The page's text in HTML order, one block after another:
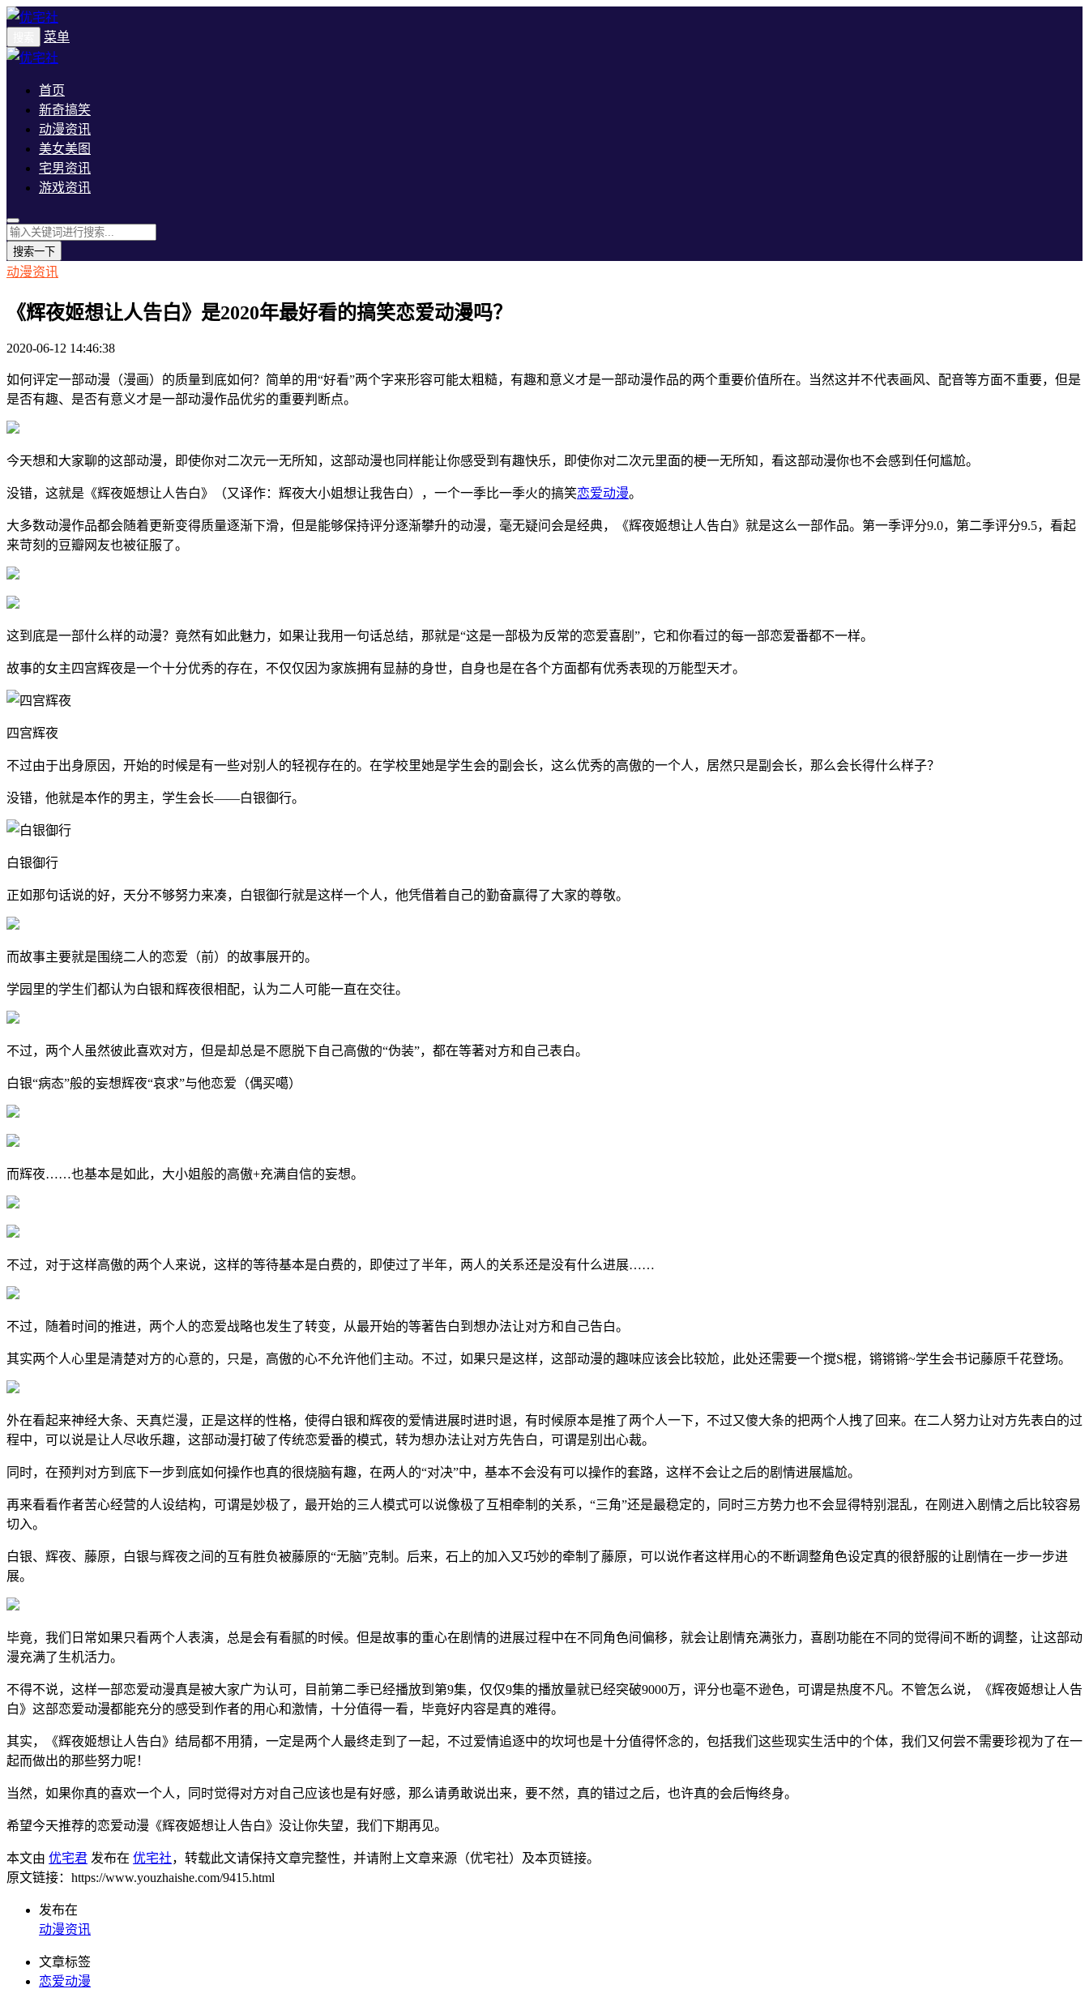
菜单
首页
新奇搞笑
动漫资讯
美女美图
宅男资讯
游戏资讯
搜索一下
动漫资讯
《辉夜姬想让人告白》是2020年最好看的搞笑恋爱动漫吗？
2020-06-12 14:46:38
如何评定一部动漫（漫画）的质量到底如何？简单的用“好看”两个字来形容可能太粗糙，有趣和意义才是一部动漫作品的两个重要价值所在。当然这并不代表画风、配音等方面不重要，但是
是否有趣、是否有意义才是一部动漫作品优劣的重要判断点。
今天想和大家聊的这部动漫，即使你对二次元一无所知，这部动漫也同样能让你感受到有趣快乐，即使你对二次元里面的梗一无所知，看这部动漫你也不会感到任何尴尬。
没错，这就是《辉夜姬想让人告白》（又译作：辉夜大小姐想让我告白），一个一季比一季火的搞笑恋爱动漫。
大多数动漫作品都会随着更新变得质量逐渐下滑，但是能够保持评分逐渐攀升的动漫，毫无疑问会是经典，《辉夜姬想让人告白》就是这么一部作品。第一季评分9.0，第二季评分9.5，看起
来苛刻的豆瓣网友也被征服了。
这到底是一部什么样的动漫？竟然有如此魅力，如果让我用一句话总结，那就是“这是一部极为反常的恋爱喜剧”，它和你看过的每一部恋爱番都不一样。
故事的女主四宫辉夜是一个十分优秀的存在，不仅仅因为家族拥有显赫的身世，自身也是在各个方面都有优秀表现的万能型天才。
四宫辉夜
不过由于出身原因，开始的时候是有一些对别人的轻视存在的。在学校里她是学生会的副会长，这么优秀的高傲的一个人，居然只是副会长，那么会长得什么样子？
没错，他就是本作的男主，学生会长——白银御行。
白银御行
正如那句话说的好，天分不够努力来凑，白银御行就是这样一个人，他凭借着自己的勤奋赢得了大家的尊敬。
而故事主要就是围绕二人的恋爱（前）的故事展开的。
学园里的学生们都认为白银和辉夜很相配，认为二人可能一直在交往。
不过，两个人虽然彼此喜欢对方，但是却总是不愿脱下自己高傲的“伪装”，都在等著对方和自己表白。
白银“病态”般的妄想辉夜“哀求”与他恋爱（偶买噶）
而辉夜……也基本是如此，大小姐般的高傲+充满自信的妄想。
不过，对于这样高傲的两个人来说，这样的等待基本是白费的，即使过了半年，两人的关系还是没有什么进展……
不过，随着时间的推进，两个人的恋爱战略也发生了转变，从最开始的等著告白到想办法让对方和自己告白。
其实两个人心里是清楚对方的心意的，只是，高傲的心不允许他们主动。不过，如果只是这样，这部动漫的趣味应该会比较尬，此处还需要一个搅S棍，锵锵锵~学生会书记藤原千花登场。
外在看起来神经大条、天真烂漫，正是这样的性格，使得白银和辉夜的爱情进展时进时退，有时候原本是推了两个人一下，不过又傻大条的把两个人拽了回来。在二人努力让对方先表白的过
程中，可以说是让人尽收乐趣，这部动漫打破了传统恋爱番的模式，转为想办法让对方先告白，可谓是别出心裁。
同时，在预判对方到底下一步到底如何操作也真的很烧脑有趣，在两人的“对决”中，基本不会没有可以操作的套路，这样不会让之后的剧情进展尴尬。
再来看看作者苦心经营的人设结构，可谓是妙极了，最开始的三人模式可以说像极了互相牵制的关系，“三角”还是最稳定的，同时三方势力也不会显得特别混乱，在刚进入剧情之后比较容易
切入。
白银、辉夜、藤原，白银与辉夜之间的互有胜负被藤原的“无脑”克制。后来，石上的加入又巧妙的牵制了藤原，可以说作者这样用心的不断调整角色设定真的很舒服的让剧情在一步一步进
展。
毕竟，我们日常如果只看两个人表演，总是会有看腻的时候。但是故事的重心在剧情的进展过程中在不同角色间偏移，就会让剧情充满张力，喜剧功能在不同的觉得间不断的调整，让这部动
漫充满了生机活力。
不得不说，这样一部恋爱动漫真是被大家广为认可，目前第二季已经播放到第9集，仅仅9集的播放量就已经突破9000万，评分也毫不逊色，可谓是热度不凡。不管怎么说，《辉夜姬想让人告
白》这部恋爱动漫都能充分的感受到作者的用心和激情，十分值得一看，毕竟好内容是真的难得。
其实，《辉夜姬想让人告白》结局都不用猜，一定是两个人最终走到了一起，不过爱情追逐中的坎坷也是十分值得怀念的，包括我们这些现实生活中的个体，我们又何尝不需要珍视为了在一
起而做出的那些努力呢！
当然，如果你真的喜欢一个人，同时觉得对方对自己应该也是有好感，那么请勇敢说出来，要不然，真的错过之后，也许真的会后悔终身。
希望今天推荐的恋爱动漫《辉夜姬想让人告白》没让你失望，我们下期再见。
本文由 优宅君 发布在 优宅社，转载此文请保持文章完整性，并请附上文章来源（优宅社）及本页链接。
原文链接：https://www.youzhaishe.com/9415.html
发布在
动漫资讯
文章标签
恋爱动漫